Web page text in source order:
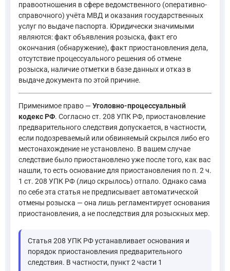
правоотношения в сфере ведомственного (оперативно-
справочного) учёта МВД и оказания государственных
услуг по выдаче паспорта. Юридически значимыми
являются: факт объявления розыска, факт его
окончания (обнаружение), факт приостановления дела,
отсутствие процессуального решения об отмене
розыска, наличие отметки в базе данных и отказ в
выдаче документа по этой причине.
Применимое право —Уголовно-процессуальный
кодекс РФ. Согласно ст. 208 УПК РФ, приостановление
предварительного следствия допускается, в частности,
если подозреваемый или обвиняемый скрылся либо его
местонахождение не установлено. В вашем случае
следствие было приостановлено уже после того, как вас
нашли, то есть основание для приостановления по п. 2 ч.
1 ст. 208 УПК РФ (лицо скрылось) отпало. Однако сама
по себе эта статья не предписывает автоматической
отмены розыска — она лишь регламентирует основания
приостановления, а не последствия для розыскных мер.
Статья 208 УПК РФ устанавливает основания и
порядок приостановления предварительного
следствия. В частности, пункт 2 части 1